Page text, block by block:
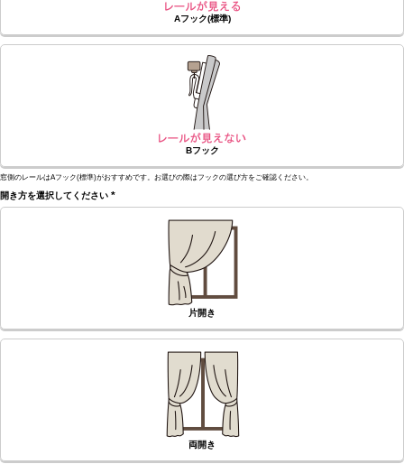
Aフック(標準)
Bフック
窓側のレールはAフック(標準)がおすすめです。お選びの際はフックの選び方をご確認ください。
開き方を選択してください
(必
片開き
両開き